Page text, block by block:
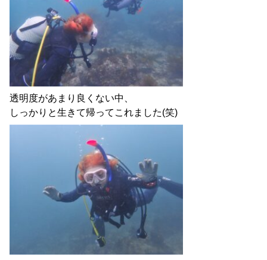
透明度があまり良くない中、
しっかりと生きて帰ってこれました(笑)